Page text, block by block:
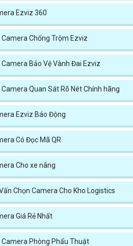
Ezviz 360
Camera Chống Trộm Ezviz
Camera Bảo Vệ Vành Đai Ezviz
Camera Quan Sát Rõ Nét Chính hãng
Ezviz Báo Động
Có Đọc Mã QR
Cho xe nâng
Chọn Camera Cho Kho Logistics
Giá Rẻ Nhất
Camera Phòng Phẩu Thuật